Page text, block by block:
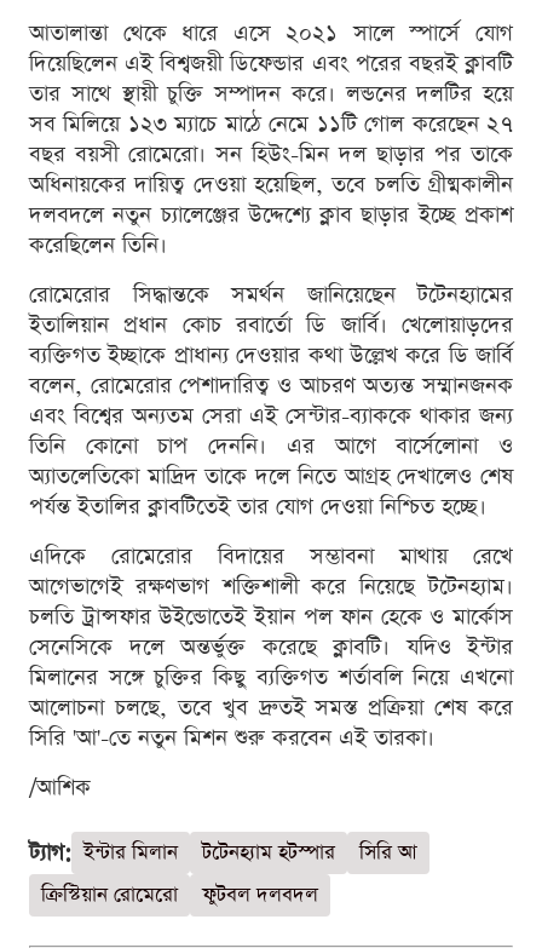
আতালান্তা থেকে ধারে এসে ২০২১ সালে স্পার্সে যোগ
দিয়েছিলেন এই বিশ্বজয়ী ডিফেন্ডার এবং পরের বছরই ক্লাবটি
তার সাথে স্থায়ী চুক্তি সম্পাদন করে। লন্ডনের দলটির হয়ে
সব মিলিয়ে ১২৩ ম্যাচে মাঠে নেমে ১১টি গোল করেছেন ২৭
বছর বয়সী রোমেরো। সন হিউং-মিন দল ছাড়ার পর তাকে
অধিনায়কের দায়িত্ব দেওয়া হয়েছিল, তবে চলতি গ্রীষ্মকালীন
দলবদলে নতুন চ্যালেঞ্জের উদ্দেশ্যে ক্লাব ছাড়ার ইচ্ছে প্রকাশ
করেছিলেন তিনি।
রোমেরোর সিদ্ধান্তকে সমর্থন জানিয়েছেন টটেনহ্যামের
ইতালিয়ান প্রধান কোচ রবার্তো ডি জার্বি। খেলোয়াড়দের
ব্যক্তিগত ইচ্ছাকে প্রাধান্য দেওয়ার কথা উল্লেখ করে ডি জার্বি
বলেন, রোমেরোর পেশাদারিত্ব ও আচরণ অত্যন্ত সম্মানজনক
এবং বিশ্বের অন্যতম সেরা এই সেন্টার-ব্যাককে থাকার জন্য
তিনি কোনো চাপ দেননি। এর আগে বার্সেলোনা ও
অ্যাতলেতিকো মাদ্রিদ তাকে দলে নিতে আগ্রহ দেখালেও শেষ
পর্যন্ত ইতালির ক্লাবটিতেই তার যোগ দেওয়া নিশ্চিত হচ্ছে।
এদিকে রোমেরোর বিদায়ের সম্ভাবনা মাথায় রেখে
আগেভাগেই রক্ষণভাগ শক্তিশালী করে নিয়েছে টটেনহ্যাম।
চলতি ট্রান্সফার উইন্ডোতেই ইয়ান পল ফান হেকে ও মার্কোস
সেনেসিকে দলে অন্তর্ভুক্ত করেছে ক্লাবটি। যদিও ইন্টার
মিলানের সঙ্গে চুক্তির কিছু ব্যক্তিগত শর্তাবলি নিয়ে এখনো
আলোচনা চলছে, তবে খুব দ্রুতই সমস্ত প্রক্রিয়া শেষ করে
সিরি 'আ'-তে নতুন মিশন শুরু করবেন এই তারকা।
/আশিক
ট্যাগ: ইন্টার মিলান টটেনহ্যাম হটস্পার
সিরি আ
ক্রিস্টিয়ান রোমেরো
ফুটবল দলবদল